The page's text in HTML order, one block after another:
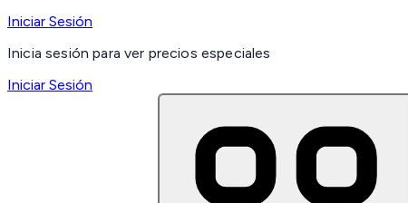
Iniciar Sesión
Inicia sesión para ver precios especiales
Iniciar Sesión